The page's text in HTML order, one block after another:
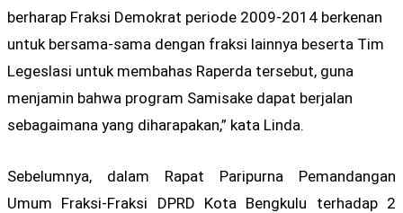
berharap Fraksi Demokrat periode 2009-2014 berkenan
untuk bersama-sama dengan fraksi lainnya beserta Tim
Legeslasi untuk membahas Raperda tersebut, guna
menjamin bahwa program Samisake dapat berjalan
sebagaimana yang diharapakan,” kata Linda.
Sebelumnya, dalam Rapat Paripurna Pemandangan
Umum Fraksi-Fraksi DPRD Kota Bengkulu terhadap 2